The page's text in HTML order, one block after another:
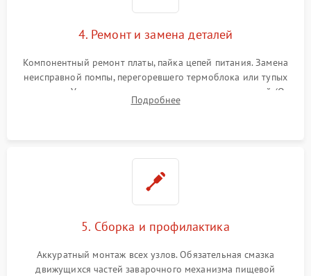
4. Ремонт и замена деталей
Компонентный ремонт платы, пайка цепей питания. Замена
неисправной помпы, перегоревшего термоблока или тупых
жерновов. Установка новых силиконовых уплотнителей (O-
ring) и тефлоновых трубок для надежного устранения
Подробнее
5. Сборка и профилактика
Аккуратный монтаж всех узлов. Обязательная смазка
движущихся частей заварочного механизма пищевой